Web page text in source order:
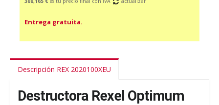
Entrega gratuita.
Descripción REX 2020100XEU
Destructora Rexel Optimum